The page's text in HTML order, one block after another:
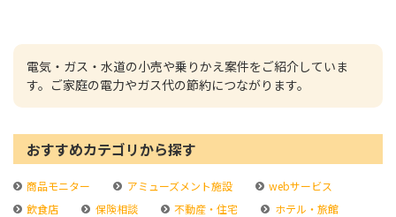
電気・ガス・水道の小売や乗りかえ案件をご紹介していま
す。ご家庭の電力やガス代の節約につながります。
おすすめカテゴリから探す
商品モニター アミューズメント施設
webサービス
飲食店
保険相談 不動産・住宅
ホテル・旅館